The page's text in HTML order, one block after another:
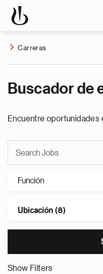
Carreras
Buscador de
Encuentre oportunidades
Función
Ubicación (8)
Show Filters